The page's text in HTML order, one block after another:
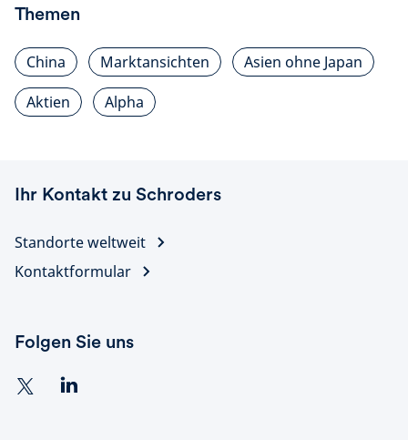
Themen
China Marktansichten
Asien ohne Japan
Aktien
Alpha
Ihr Kontakt zu Schroders
Standorte weltweit
Kontaktformular
Folgen Sie uns